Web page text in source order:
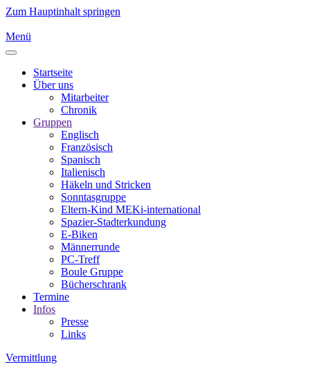
Zum Hauptinhalt springen
Menü
Startseite
Über uns
Mitarbeiter
Chronik
Gruppen
Englisch
Französisch
Spanisch
Italienisch
Häkeln und Stricken
Sonntasgruppe
Eltern-Kind MEKi-international
Spazier-Stadterkundung
E-Biken
Männerrunde
PC-Treff
Boule Gruppe
Bücherschrank
Termine
Infos
Presse
Links
Vermittlung